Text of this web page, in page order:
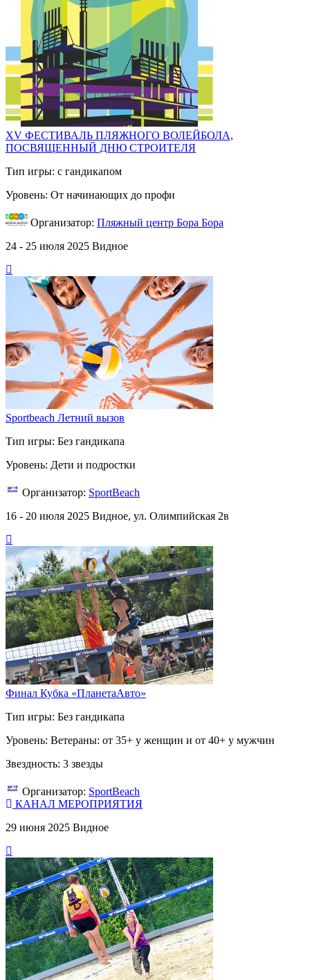
XV ФЕСТИВАЛЬ ПЛЯЖНОГО ВОЛЕЙБОЛА,
ПОСВЯЩЕННЫЙ ДНЮ СТРОИТЕЛЯ
Тип игры: с гандикапом
Уровень: От начинающих до профи
Организатор: Пляжный центр Бора Бора
24 - 25 июля 2025 Видное
Sportbeach Летний вызов
Тип игры: Без гандикапа
Уровень: Дети и подростки
Организатор: SportBeach
16 - 20 июля 2025 Видное, ул. Олимпийская 2в
Финал Кубка «ПланетаАвто»
Тип игры: Без гандикапа
Уровень: Ветераны: от 35+ у женщин и от 40+ у мужчин
Звездность: 3 звезды
Организатор: SportBeach
КАНАЛ МЕРОПРИЯТИЯ
29 июня 2025 Видное